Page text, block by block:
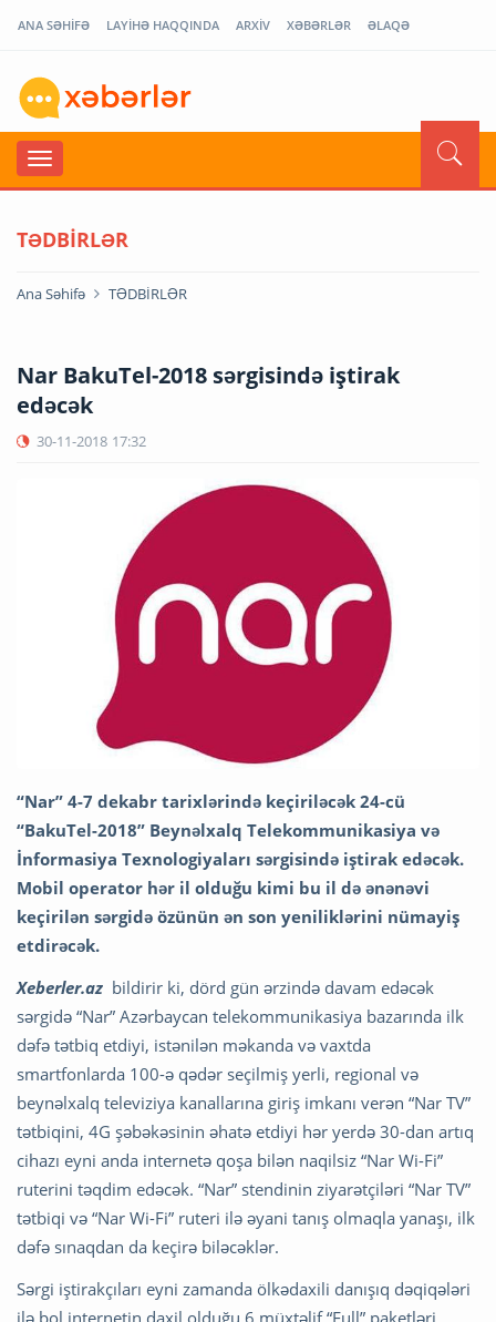
ANA SƏHİFƏ LAYİHƏ HAQQINDA ARXİV XƏBƏRLƏR ƏLAQƏ
TƏDBİRLƏR
Ana Səhifə TƏDBİRLƏR
Nar BakuTel-2018 sərgisində iştirak
edəcək
30-11-2018 17:32
“Nar” 4-7 dekabr tarixlərində keçiriləcək 24-cü
“BakuTel-2018” Beynəlxalq Telekommunikasiya və
İnformasiya Texnologiyaları sərgisində iştirak edəcək.
Mobil operator hər il olduğu kimi bu il də ənənəvi
keçirilən sərgidə özünün ən son yeniliklərini nümayiş
etdirəcək.
Xeberler.az bildirir ki, dörd gün ərzində davam edəcək
sərgidə “Nar” Azərbaycan telekommunikasiya bazarında ilk
dəfə tətbiq etdiyi, istənilən məkanda və vaxtda
smartfonlarda 100-ə qədər seçilmiş yerli, regional və
beynəlxalq televiziya kanallarına giriş imkanı verən “Nar TV”
tətbiqini, 4G şəbəkəsinin əhatə etdiyi hər yerdə 30-dan artıq
cihazı eyni anda internetə qoşa bilən naqilsiz “Nar Wi-Fi”
ruterini təqdim edəcək. “Nar” stendinin ziyarətçiləri “Nar TV”
tətbiqi və “Nar Wi-Fi” ruteri ilə əyani tanış olmaqla yanaşı, ilk
dəfə sınaqdan da keçirə biləcəklər.
Sərgi iştirakçıları eyni zamanda ölkədaxili danışıq dəqiqələri